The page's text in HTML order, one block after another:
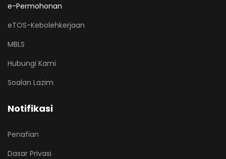
e-Permohonan
eTOS-Kebolehkerjaan
MBLS
Hubungi Kami
Soalan Lazim
Notifikasi
Penafian
Dasar Privasi